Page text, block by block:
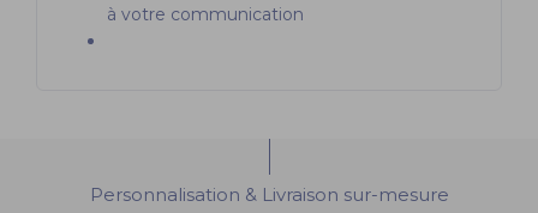
à votre communication
Personnalisation & Livraison sur-mesure